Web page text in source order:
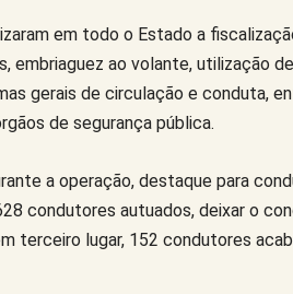
em todo o Estado a
embriaguez ao volante, utilização de
gerais de circulação e conduta,
de segurança pública.
a operação, destaque para
condutores autuados, deixar o
terceiro lugar, 152 condutores